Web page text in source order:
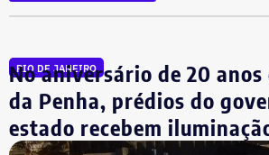
RIO DE JANEIRO
No aniversário de 20
da Penha, prédios do
estado recebem